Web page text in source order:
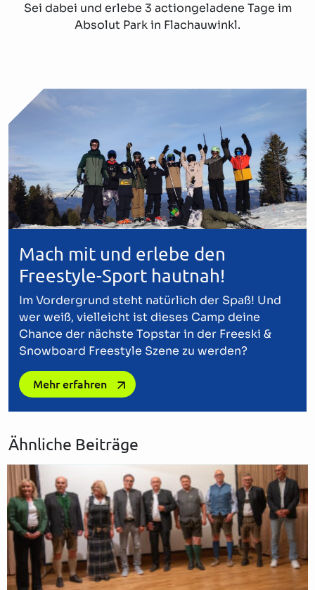
Sei dabei und erlebe 3 actiongeladene Tage im
Absolut Park in Flachauwinkl.
Mach mit und erlebe den
Freestyle-Sport hautnah!
Im Vordergrund steht natürlich der Spaß! Und
wer weiß, vielleicht ist dieses Camp deine
Chance der nächste Topstar in der Freeski &
Snowboard Freestyle Szene zu werden?
Mehr erfahren
Ähnliche Beiträge